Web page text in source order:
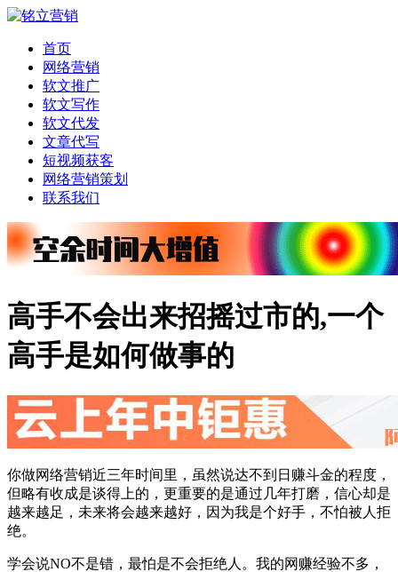
首页
网络营销
软文推广
软文写作
软文代发
文章代写
短视频获客
网络营销策划
联系我们
高手不会出来招摇过市的,一个
高手是如何做事的
你做网络营销近三年时间里，虽然说达不到日赚斗金的程度，
但略有收成是谈得上的，更重要的是通过几年打磨，信心却是
越来越足，未来将会越来越好，因为我是个好手，不怕被人拒
绝。
学会说NO不是错，最怕是不会拒绝人。我的网赚经验不多，